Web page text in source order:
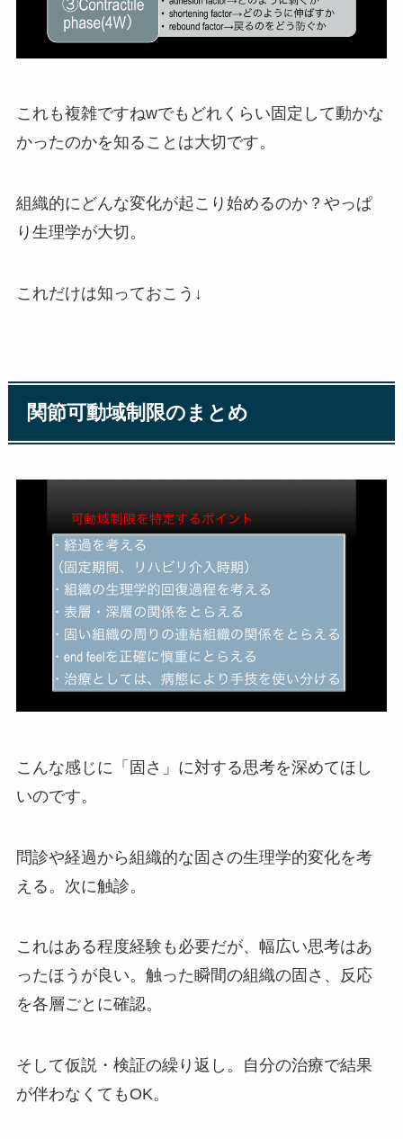
これも複雑ですねwでもどれくらい固定して動かな
かったのかを知ることは大切です。
組織的にどんな変化が起こり始めるのか？やっぱ
り生理学が大切。
これだけは知っておこう↓
関節可動域制限のまとめ
こんな感じに「固さ」に対する思考を深めてほし
いのです。
問診や経過から組織的な固さの生理学的変化を考
える。次に触診。
これはある程度経験も必要だが、幅広い思考はあ
ったほうが良い。触った瞬間の組織の固さ、反応
を各層ごとに確認。
そして仮説・検証の繰り返し。自分の治療で結果
が伴わなくてもOK。